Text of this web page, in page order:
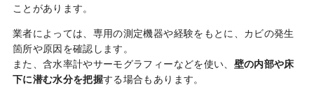
ことがあります。
業者によっては、専用の測定機器や経験をもとに、カビの発生
箇所や原因を確認します。
また、含水率計やサーモグラフィーなどを使い、 壁の内部や床
下に潜む水分を把握する場合もあります。